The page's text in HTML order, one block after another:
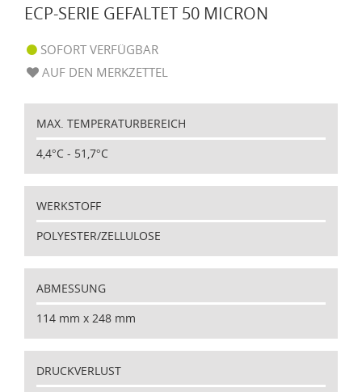
ECP-SERIE GEFALTET 50 MICRON
SOFORT VERFÜGBAR
AUF DEN MERKZETTEL
MAX. TEMPERATURBEREICH
4,4°C - 51,7°C
WERKSTOFF
POLYESTER/ZELLULOSE
ABMESSUNG
114 mm x 248 mm
DRUCKVERLUST